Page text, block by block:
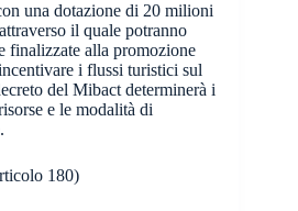
una dotazione di 20 milioni
il quale potranno
finalizzate alla promozione
i flussi turistici sul
del Mibact determinerà i
e le modalità di
180)